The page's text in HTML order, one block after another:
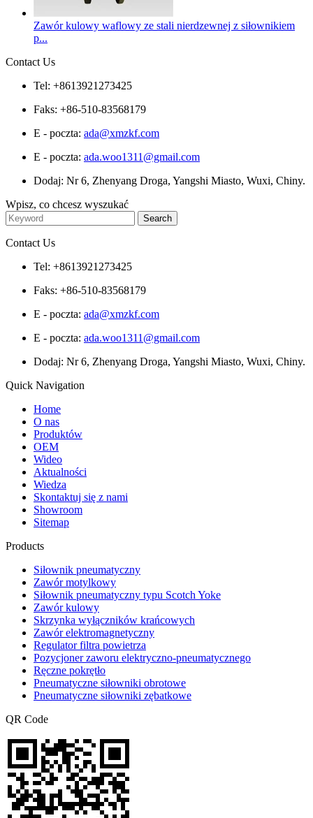
Zawór kulowy waflowy ze stali nierdzewnej z siłownikiem
p...
Contact Us
Tel: +8613921273425
Faks: +86-510-83568179
E - poczta: ada@xmzkf.com
E - poczta: ada.woo1311@gmail.com
Dodaj: Nr 6, Zhenyang Droga, Yangshi Miasto, Wuxi, Chiny.
Wpisz, co chcesz wyszukać
Contact Us
Tel: +8613921273425
Faks: +86-510-83568179
E - poczta: ada@xmzkf.com
E - poczta: ada.woo1311@gmail.com
Dodaj: Nr 6, Zhenyang Droga, Yangshi Miasto, Wuxi, Chiny.
Quick Navigation
Home
O nas
Produktów
OEM
Wideo
Aktualności
Wiedza
Skontaktuj się z nami
Showroom
Sitemap
Products
Siłownik pneumatyczny
Zawór motylkowy
Siłownik pneumatyczny typu Scotch Yoke
Zawór kulowy
Skrzynka wyłączników krańcowych
Zawór elektromagnetyczny
Regulator filtra powietrza
Pozycjoner zaworu elektryczno-pneumatycznego
Ręczne pokrętło
Pneumatyczne siłowniki obrotowe
Pneumatyczne siłowniki zębatkowe
QR Code